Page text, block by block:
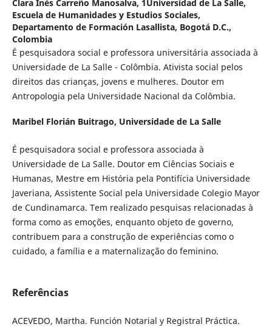
Clara Inés Carreño Manosalva, 1Universidad de La Salle,
Escuela de Humanidades y Estudios Sociales,
Departamento de Formación Lasallista, Bogotá D.C.,
Colombia
É pesquisadora social e professora universitária associada à
Universidade de La Salle - Colômbia. Ativista social pelos
direitos das crianças, jovens e mulheres. Doutor em
Antropologia pela Universidade Nacional da Colômbia.
Maribel Florián Buitrago, Universidade de La Salle
É pesquisadora social e professora associada à
Universidade de La Salle. Doutor em Ciências Sociais e
Humanas, Mestre em História pela Pontifícia Universidade
Javeriana, Assistente Social pela Universidade Colegio Mayor
de Cundinamarca. Tem realizado pesquisas relacionadas à
forma como as emoções, enquanto objeto de governo,
contribuem para a construção de experiências como o
cuidado, a família e a maternalização do feminino.
Referências
ACEVEDO, Martha. Función Notarial y Registral Práctica.